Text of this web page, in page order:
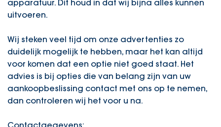
apparatuur. Dit houd in dat wij bijna alles kunnen
uitvoeren.
Wij steken veel tijd om onze advertenties zo
duidelijk mogelijk te hebben, maar het kan altijd
voor komen dat een optie niet goed staat. Het
advies is bij opties die van belang zijn van uw
aankoopbeslissing contact met ons op te nemen,
dan controleren wij het voor u na.
Contactgegevens: